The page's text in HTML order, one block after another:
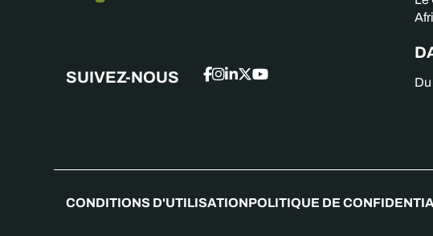
SUIVEZ-NOUS
CONDITIONS D'UTILISATIONPOLITIQUE DE